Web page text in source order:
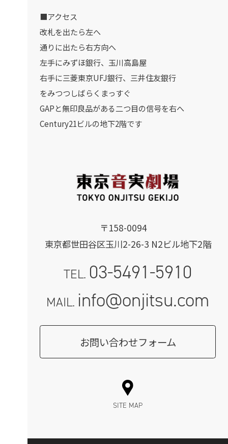
〒158-0094
東京都世田谷区玉川2-26-3 N2ビル地下2階
TEL. 03-5491-5910
MAIL. info@onjitsu.com
お問い合わせフォーム
■アクセス
改札を出たら左へ
通りに出たら右方向へ
左手にみずほ銀行、玉川高島屋
右手に三菱東京UFJ銀行、三井住友銀行
をみつつしばらくまっすぐ
GAPと無印良品がある二つ目の信号を右へ
Century21ビルの地下2階です
SITE MAP